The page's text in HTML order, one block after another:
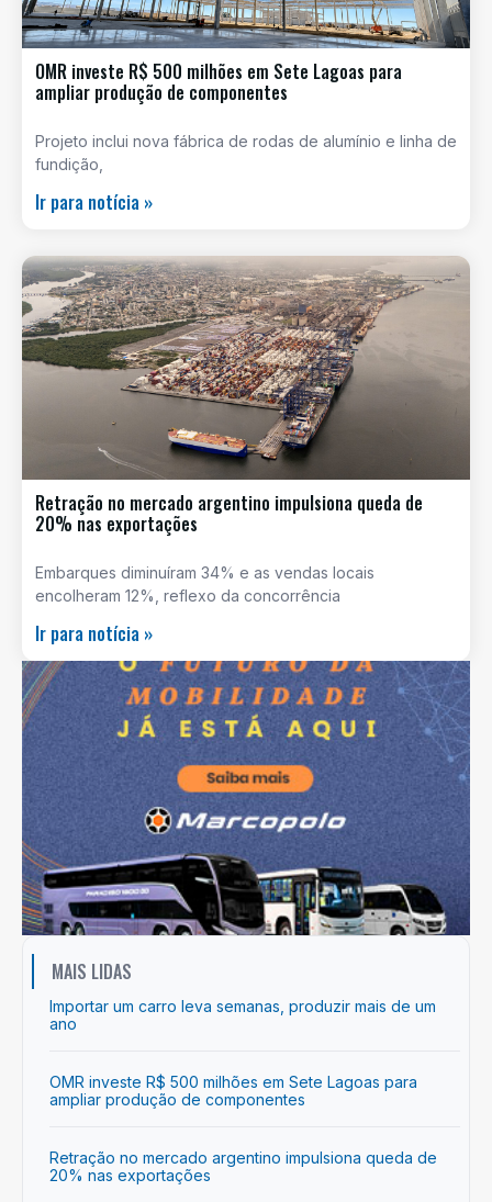
OMR investe R$ 500 milhões em Sete Lagoas para
ampliar produção de componentes
Projeto inclui nova fábrica de rodas de alumínio e linha de
fundição,
Ir para notícia »
Retração no mercado argentino impulsiona queda de
20% nas exportações
Embarques diminuíram 34% e as vendas locais
encolheram 12%, reflexo da concorrência
Ir para notícia »
MAIS LIDAS
Importar um carro leva semanas, produzir mais de um
ano
OMR investe R$ 500 milhões em Sete Lagoas para
ampliar produção de componentes
Retração no mercado argentino impulsiona queda de
20% nas exportações